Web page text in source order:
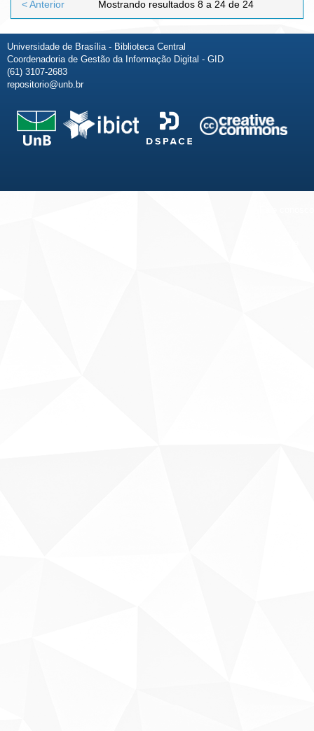
Mostrando resultados 8 a 24 de 24
< Anterior
Universidade de Brasília - Biblioteca Central
Coordenadoria de Gestão da Informação Digital - GID
(61) 3107-2683
repositorio@unb.br